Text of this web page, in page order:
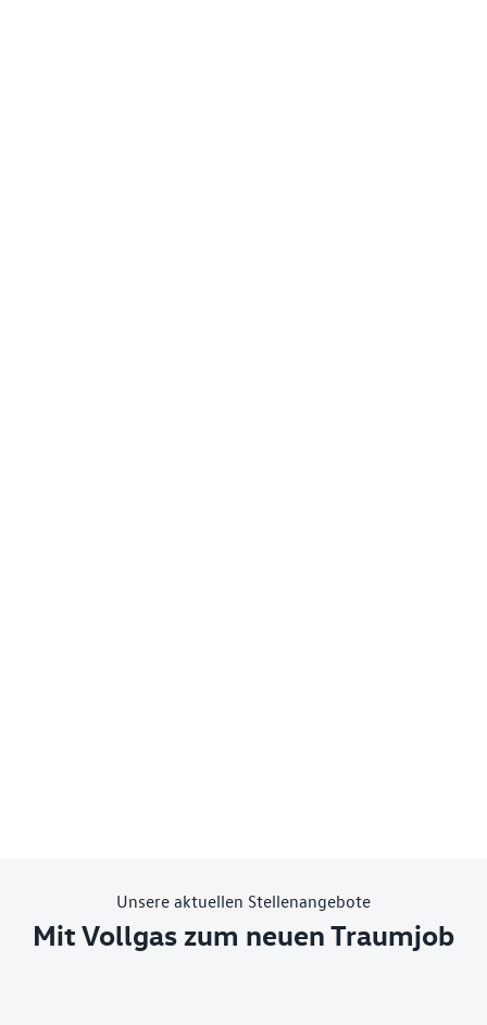
Unsere aktuellen Stellenangebote
Mit Vollgas zum neuen Traumjob